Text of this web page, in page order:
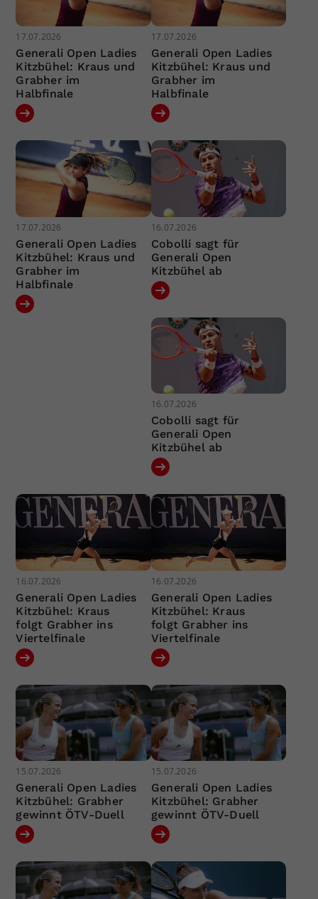
17.07.2026
Generali Open Ladies
Kitzbühel: Kraus und
Grabher im
Halbfinale
17.07.2026
Generali Open Ladies
Kitzbühel: Kraus und
Grabher im
Halbfinale
17.07.2026
Generali Open Ladies
Kitzbühel: Kraus und
Grabher im
Halbfinale
16.07.2026
Cobolli sagt für
Generali Open
Kitzbühel ab
16.07.2026
Cobolli sagt für
Generali Open
Kitzbühel ab
16.07.2026
Generali Open Ladies
Kitzbühel: Kraus
folgt Grabher ins
Viertelfinale
16.07.2026
Generali Open Ladies
Kitzbühel: Kraus
folgt Grabher ins
Viertelfinale
15.07.2026
Generali Open Ladies
Kitzbühel: Grabher
gewinnt ÖTV-Duell
15.07.2026
Generali Open Ladies
Kitzbühel: Grabher
gewinnt ÖTV-Duell